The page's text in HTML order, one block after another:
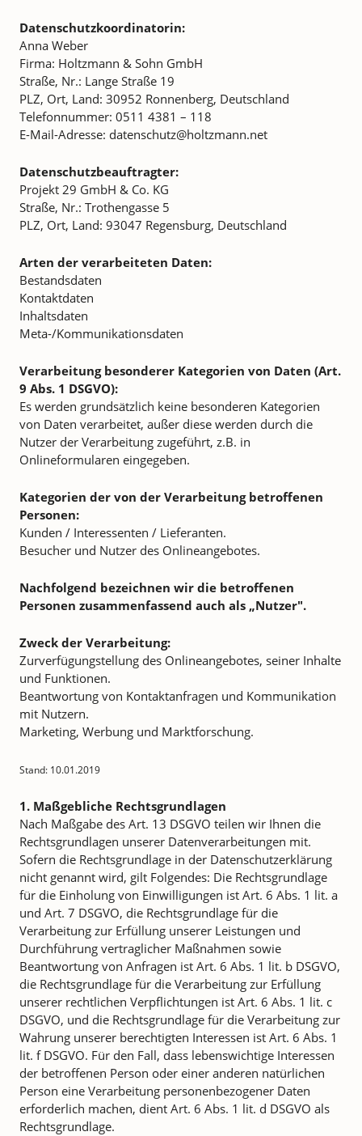
Datenschutzkoordinatorin:
Anna Weber
Firma: Holtzmann & Sohn GmbH
Straße, Nr.: Lange Straße 19
PLZ, Ort, Land: 30952 Ronnenberg, Deutschland
Telefonnummer: 0511 4381 – 118
E-Mail-Adresse: datenschutz@holtzmann.net
Datenschutzbeauftragter:
Projekt 29 GmbH & Co. KG
Straße, Nr.: Trothengasse 5
PLZ, Ort, Land: 93047 Regensburg, Deutschland
Arten der verarbeiteten Daten:
Bestandsdaten
Kontaktdaten
Inhaltsdaten
Meta-/Kommunikationsdaten
Verarbeitung besonderer Kategorien von Daten (Art.
9 Abs. 1 DSGVO):
Es werden grundsätzlich keine besonderen Kategorien
von Daten verarbeitet, außer diese werden durch die
Nutzer der Verarbeitung zugeführt, z.B. in
Onlineformularen eingegeben.
Kategorien der von der Verarbeitung betroffenen
Personen:
Kunden / Interessenten / Lieferanten.
Besucher und Nutzer des Onlineangebotes.
Nachfolgend bezeichnen wir die betroffenen
Personen zusammenfassend auch als „Nutzer".
Zweck der Verarbeitung:
Zurverfügungstellung des Onlineangebotes, seiner Inhalte
und Funktionen.
Beantwortung von Kontaktanfragen und Kommunikation
mit Nutzern.
Marketing, Werbung und Marktforschung.
Stand: 10.01.2019
1. Maßgebliche Rechtsgrundlagen
Nach Maßgabe des Art. 13 DSGVO teilen wir Ihnen die
Rechtsgrundlagen unserer Datenverarbeitungen mit.
Sofern die Rechtsgrundlage in der Datenschutzerklärung
nicht genannt wird, gilt Folgendes: Die Rechtsgrundlage
für die Einholung von Einwilligungen ist Art. 6 Abs. 1 lit. a
und Art. 7 DSGVO, die Rechtsgrundlage für die
Verarbeitung zur Erfüllung unserer Leistungen und
Durchführung vertraglicher Maßnahmen sowie
Beantwortung von Anfragen ist Art. 6 Abs. 1 lit. b DSGVO,
die Rechtsgrundlage für die Verarbeitung zur Erfüllung
unserer rechtlichen Verpflichtungen ist Art. 6 Abs. 1 lit. c
DSGVO, und die Rechtsgrundlage für die Verarbeitung zur
Wahrung unserer berechtigten Interessen ist Art. 6 Abs. 1
lit. f DSGVO. Für den Fall, dass lebenswichtige Interessen
der betroffenen Person oder einer anderen natürlichen
Person eine Verarbeitung personenbezogener Daten
erforderlich machen, dient Art. 6 Abs. 1 lit. d DSGVO als
Rechtsgrundlage.